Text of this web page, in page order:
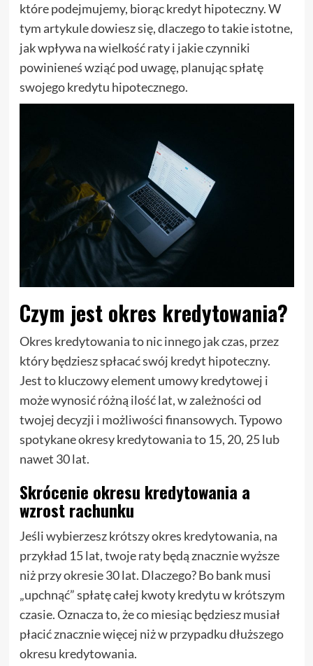
które podejmujemy, biorąc kredyt hipoteczny. W
tym artykule dowiesz się, dlaczego to takie istotne,
jak wpływa na wielkość raty i jakie czynniki
powinieneś wziąć pod uwagę, planując spłatę
swojego kredytu hipotecznego.
Czym jest okres kredytowania?
Okres kredytowania to nic innego jak czas, przez
który będziesz spłacać swój kredyt hipoteczny.
Jest to kluczowy element umowy kredytowej i
może wynosić różną ilość lat, w zależności od
twojej decyzji i możliwości finansowych. Typowo
spotykane okresy kredytowania to 15, 20, 25 lub
nawet 30 lat.
Skrócenie okresu kredytowania a
wzrost rachunku
Jeśli wybierzesz krótszy okres kredytowania, na
przykład 15 lat, twoje raty będą znacznie wyższe
niż przy okresie 30 lat. Dlaczego? Bo bank musi
„upchnąć” spłatę całej kwoty kredytu w krótszym
czasie. Oznacza to, że co miesiąc będziesz musiał
płacić znacznie więcej niż w przypadku dłuższego
okresu kredytowania.